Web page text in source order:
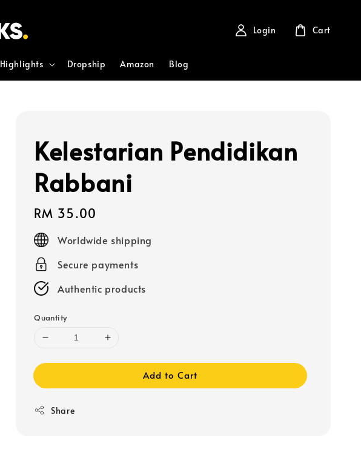
Highlights Dropship Amazon Blog
Login Cart
Kelestarian Pendidikan
Rabbani
Regular
price
RM 35.00
Worldwide shipping
Secure payments
Authentic products
Quantity
Add to Cart
Share